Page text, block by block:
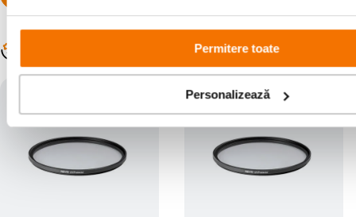
Permitere toate
Personalizează
Populare în aceeași categorie